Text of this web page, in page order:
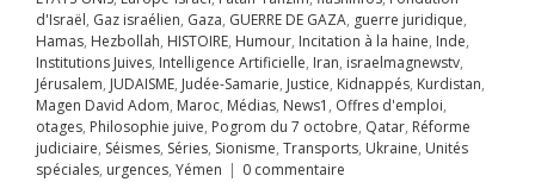
otages
juive Pogrom
Qatar
judiciaire
Séries Sionisme
Ukraine Unités
urgences Yémen
d'Israël, Gaz israélien, Gaza, GUERRE DE GAZA, guerre juridique,
Hamas, Hezbollah, HISTOIRE, Humour, Incitation à la haine, Inde,
Institutions Juives, Intelligence Artificielle, Iran, israelmagnewstv,
Jérusalem, JUDAISME, Judée-Samarie, Justice, Kidnappés, Kurdistan,
Magen David Adom, Maroc, Médias, News1 , Offres d'emploi,
otages, Philosophie juive, Pogrom du 7 octobre, Qatar, Réforme
judiciaire, Séismes, Séries, Sionisme, Transports, Ukraine, Unités
spéciales, urgences, Yémen | 0 commentaire